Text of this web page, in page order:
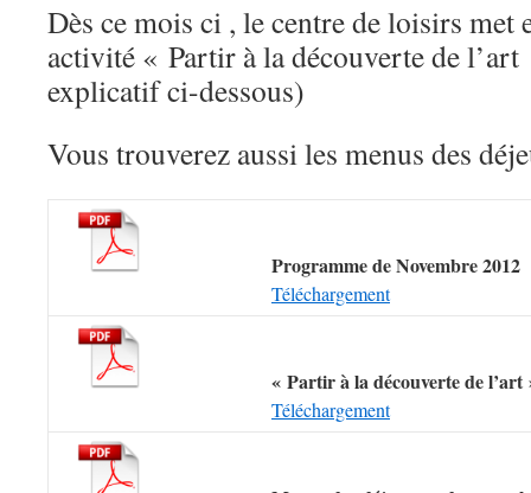
Dès ce mois ci , le centre de loisirs met
activité « Partir à la découverte de
explicatif ci-dessous)
Vous trouverez aussi les menus des
Programme de Novembre 2012
Téléchargement
« Partir à la découverte de l’art
Téléchargement